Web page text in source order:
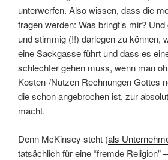
unterwerfen. Also wissen, dass die
fragen werden: Was bringt’s mir?
und stimmig (!!) darlegen zu können,
eine Sackgasse führt und dass es
schlechter gehen muss, wenn man
Kosten-/Nutzen Rechnungen Gottes
die schon angebrochen ist, zur
macht.
Denn McKinsey steht (als
tatsächlich für eine “fremde Religion”